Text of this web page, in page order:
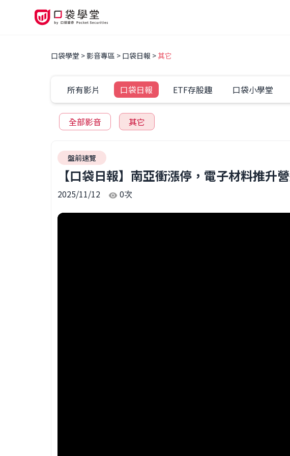
口袋學堂 影音專區 口袋日報 其它
所有影片 口袋日報 ETF存股趣 口袋小學堂
全部影音 其它
盤前速覽
【口袋日報】南亞衝漲停，電子材料推
2025/11/12 0次